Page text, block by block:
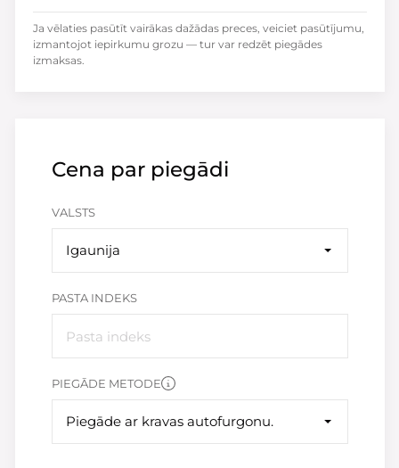
Cena par piegādi
VALSTS
Igaunija
PASTA INDEKS
PIEGĀDE METODE
Piegāde ar kravas autofurgonu.
Ja vēlaties pasūtīt vairākas dažādas preces, veiciet pasūtījumu,
izmantojot iepirkumu grozu — tur var redzēt piegādes
izmaksas.